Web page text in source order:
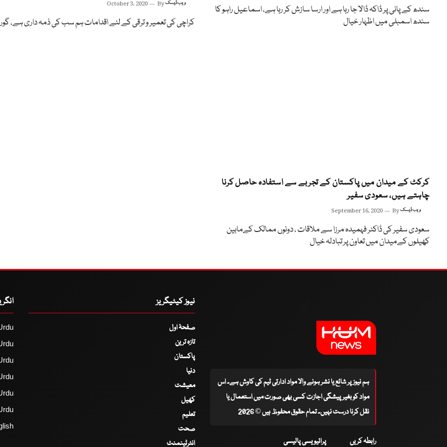
سندھ کے پانی پر ڈاکہ ڈالا جا رہا ہے اور ارسا سازش کر رہا ہے، اسماعیل راہو کا
سندھ اسمبلی میں اظہار خیال
October 3, 2020 Byویب ڈیسک
کراچی کی تعمیر و ترقی کے لئے اقدامات ہم سب کی ذمہ داری ہے،
کرکٹ کے میدان میں پاکستان کے تجربے سے استفادہ حاصل کرنا
چاہتے ہیں، سعودی سفیر
September 16, 2020 Byویب ڈیسک
سعودی سفیر کی ڈاکٹر فہمیدہ مرزا سے ملاقات ، دونوں ممالک کےمابین
کھیلوں کےمیدان میں تعاون پر تبادلہ خیال
ہم نیوز پر شائع یا نشر ہونے والا مواد ادارتی ٹیم کی کاوش ہے۔ اس
مواد کو بغیر پیشگی اجازت کسی بھی صورت میں استعمال یا
نقل کرنا درست نہیں۔ تمام حقوق محفوظ ہیں © 2026
رابطہ کریں پرائیویسی پالیسی
نیوز کیٹیگریز
صفحۂ اول
تازہ ترین
پاکستان
دنیا
معیشت
کھیل
تعلیم
صحت
انٹرٹینمنٹ